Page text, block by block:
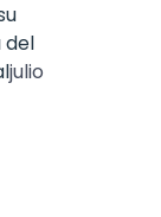
del
julio